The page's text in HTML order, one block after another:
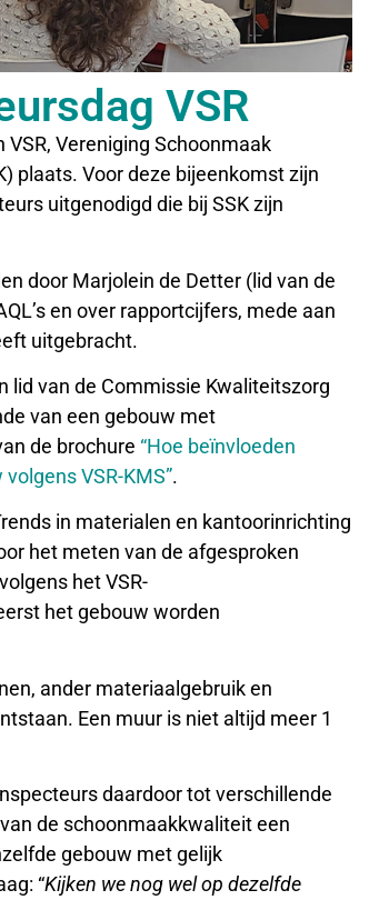
VSR
Vereniging Schoonmaak
plaats. Voor deze bijeenkomst zijn
uitgenodigd die bij SSK zijn
door Marjolein de Detter (lid van de
en over rapportcijfers, mede aan
uitgebracht.
lid van de Commissie Kwaliteitszorg
van een gebouw met
de brochure “Hoe beïnvloeden
VSR-KMS”.
in materialen en kantoorinrichting
het meten van de afgesproken
het VSR-
het gebouw worden
ander materiaalgebruik en
Een muur is niet altijd meer 1
daardoor tot verschillende
de schoonmaakkwaliteit een
gebouw met gelijk
“Kijken we nog wel op dezelfde